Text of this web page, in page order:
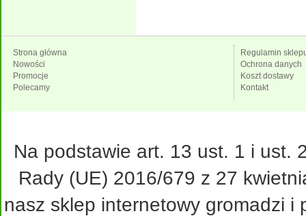
Strona główna
Nowości
Promocje
Polecamy
Regulamin
Ochrona danych
Koszt dostawy
Kontakt
Na podstawie art. 13 ust. 1 i ust.
Rady (UE) 2016/679 z 27
nasz sklep internetowy gromadzi